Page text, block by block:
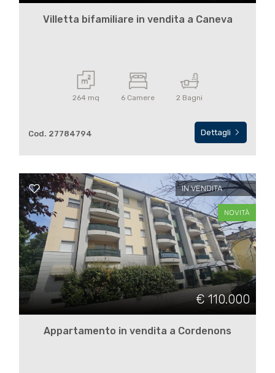
Villetta bifamiliare in vendita a Caneva
264 mq 6 Camere 2 Bagni
Cod. 27784794 Dettagli
IN VENDITA
NOVITÀ
€ 110.000
Appartamento in vendita a Cordenons
mq
Locali
minimi